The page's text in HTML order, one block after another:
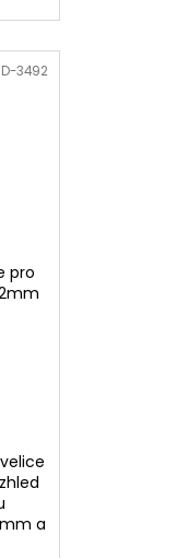
pro
a
3492